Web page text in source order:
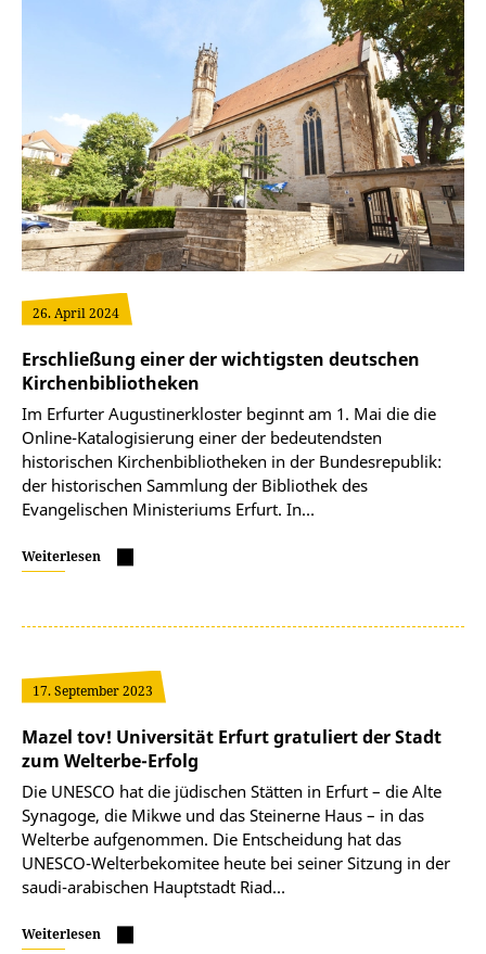
26. April 2024
Erschließung einer der wichtigsten deutschen
Kirchenbibliotheken
Im Erfurter Augustinerkloster beginnt am 1. Mai die die
Online-Katalogisierung einer der bedeutendsten
historischen Kirchenbibliotheken in der Bundesrepublik:
der historischen Sammlung der Bibliothek des
Evangelischen Ministeriums Erfurt. In…
Weiterlesen
17. September 2023
Mazel tov! Universität Erfurt gratuliert der Stadt
zum Welterbe-Erfolg
Die UNESCO hat die jüdischen Stätten in Erfurt – die Alte
Synagoge, die Mikwe und das Steinerne Haus – in das
Welterbe aufgenommen. Die Entscheidung hat das
UNESCO-Welterbekomitee heute bei seiner Sitzung in der
saudi-arabischen Hauptstadt Riad…
Weiterlesen